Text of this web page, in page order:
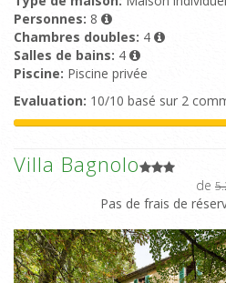
Personnes: 8
Chambres doubles: 4
Salles de bains: 4
Piscine: Piscine privée
Evaluation: 10/10 basé sur 2
Villa Bagnolo
de
Pas de frais de